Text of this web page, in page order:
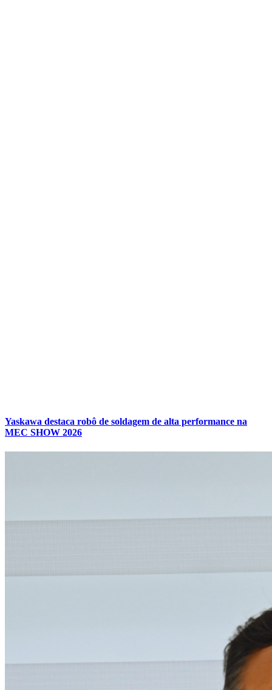
Yaskawa destaca robô de soldagem de alta performance na
MEC SHOW 2026